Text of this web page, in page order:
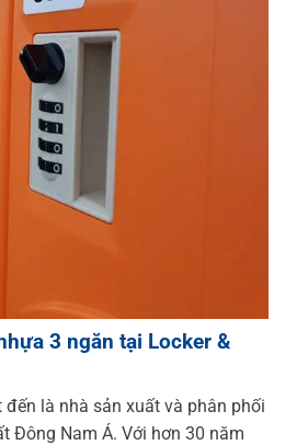
3 ngăn tại Locker &
đến là nhà sản xuất và phân phối
Đông Nam Á. Với hơn 30 năm